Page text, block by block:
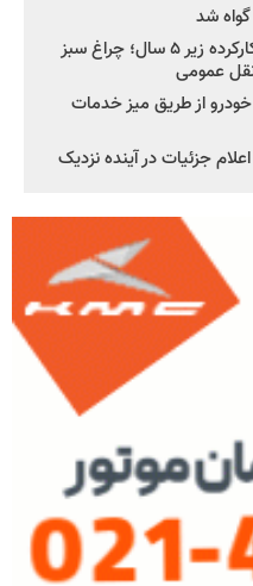
شد
صدور مجوز واردات اتوبوس‌های کارکرده زیر ۵ سال؛ چراغ سبز
عمومی
از طریق میز خدمات
جزئیات در آینده نزدیک